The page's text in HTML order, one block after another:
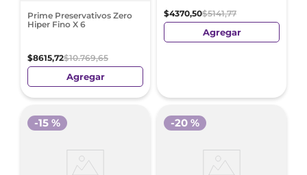
Prime Preservativos Zero
Hiper Fino X 6
$8615,72$10.769,65
Agregar
$4370,50$5141,77
Agregar
-15 % -20 %